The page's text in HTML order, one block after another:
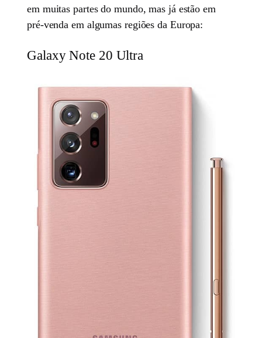
em muitas partes do mundo, mas já estão em
pré-venda em algumas regiões da Europa:
Galaxy Note 20 Ultra